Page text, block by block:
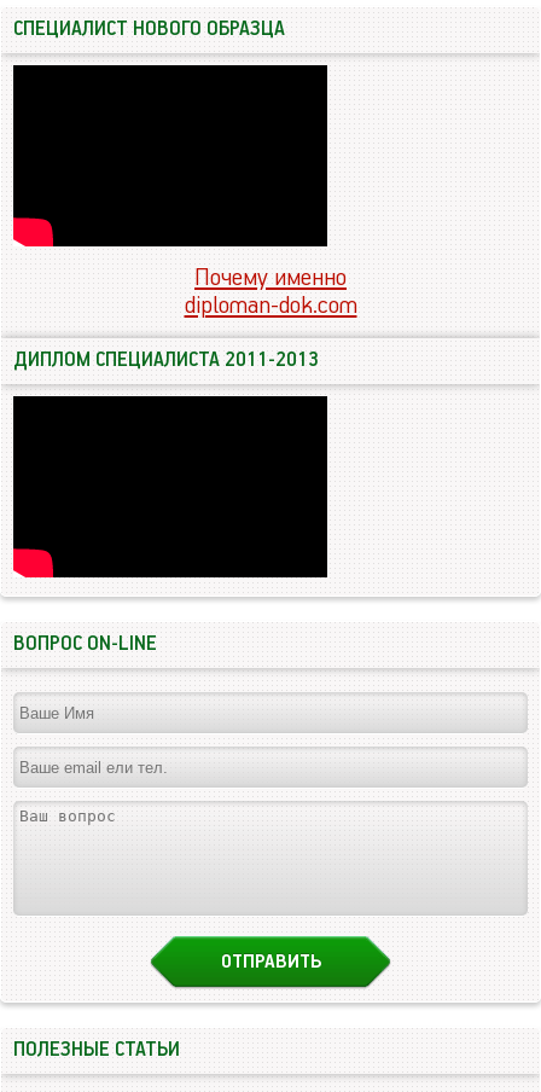
СПЕЦИАЛИСТ НОВОГО ОБРАЗЦА
Почему именно
diploman-dok.com
ДИПЛОМ СПЕЦИАЛИСТА 2011-2013
ВОПРОС ON-LINE
ПОЛЕЗНЫЕ СТАТЬИ